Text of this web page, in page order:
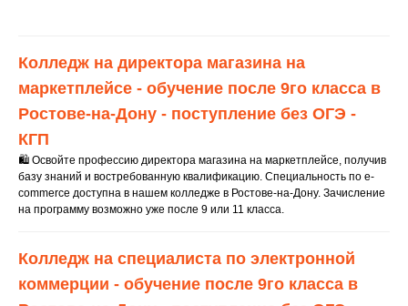
УЗНАЙТЕ
Колледж на директора магазина на
маркетплейсе - обучение после 9го класса в
Ростове-на-Дону - поступление без ОГЭ -
КГП
🛍️ Освойте профессию директора магазина на маркетплейсе, получив
базу знаний и востребованную квалификацию. Специальность по e-
commerce доступна в нашем колледже в Ростове-на-Дону. Зачисление
на программу возможно уже после 9 или 11 класса.
Колледж на специалиста по электронной
коммерции - обучение после 9го класса в